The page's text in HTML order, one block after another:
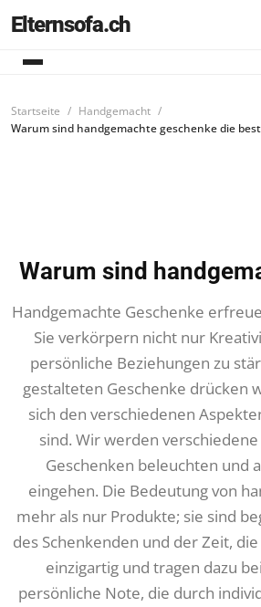
Elternsofa.ch
Startseite
Handgemacht
Warum sind handgemachte geschenke die
Warum sind
Handgemachte Geschenke
Sie verkörpern nicht nur
persönliche Beziehungen zu
gestalteten Geschenke drücken
sich den verschiedenen
sind. Wir werden
Geschenken beleuchten und
eingehen. Die Bedeutung von
mehr als nur Produkte; sie sind
des Schenkenden und der Zeit,
einzigartig und tragen dazu
persönliche Note, die durch